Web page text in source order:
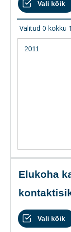
Valitud 0 kokku 1
Elukoha kaugus peamise